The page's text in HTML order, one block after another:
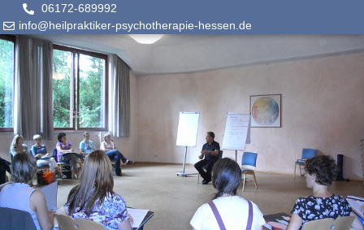
06172-689992
info@heilpraktiker-psychotherapie-hessen.de